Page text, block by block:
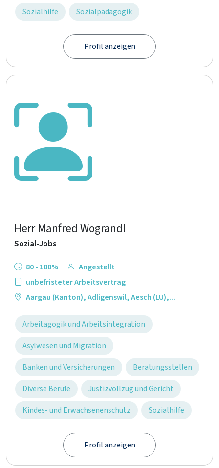
Sozialhilfe
Sozialpädagogik
Profil anzeigen
Herr Manfred Wograndl
Sozial-Jobs
80 - 100%
Angestellt
unbefristeter Arbeitsvertrag
Aargau (Kanton),Adligenswil,Aesch (LU),...
Arbeitagogik und Arbeitsintegration
Asylwesen und Migration
Banken und Versicherungen
Beratungsstellen
Diverse Berufe
Justizvollzug und Gericht
Kindes- und Erwachsenenschutz
Sozialhilfe
Profil anzeigen